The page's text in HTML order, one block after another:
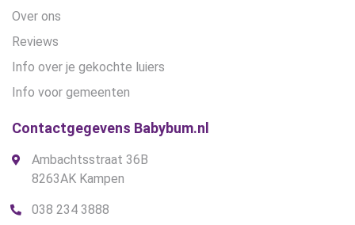
Over ons
Reviews
Info over je gekochte luiers
Info voor gemeenten
Contactgegevens Babybum.nl
Ambachtsstraat 36B
8263AK Kampen
038 234 3888